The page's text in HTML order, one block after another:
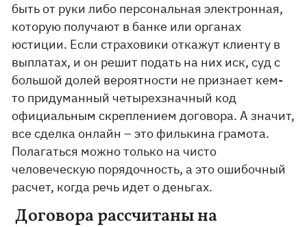
быть от руки либо персональная электронная,
которую получают в банке или органах
юстиции. Если страховики откажут клиенту в
выплатах, и он решит подать на них иск, суд с
большой долей вероятности не признает кем-
то придуманный четырехзначный код
официальным скреплением договора. А значит,
все сделка онлайн – это филькина грамота.
Полагаться можно только на чисто
человеческую порядочность, а это ошибочный
расчет, когда речь идет о деньгах.
Договора рассчитаны на